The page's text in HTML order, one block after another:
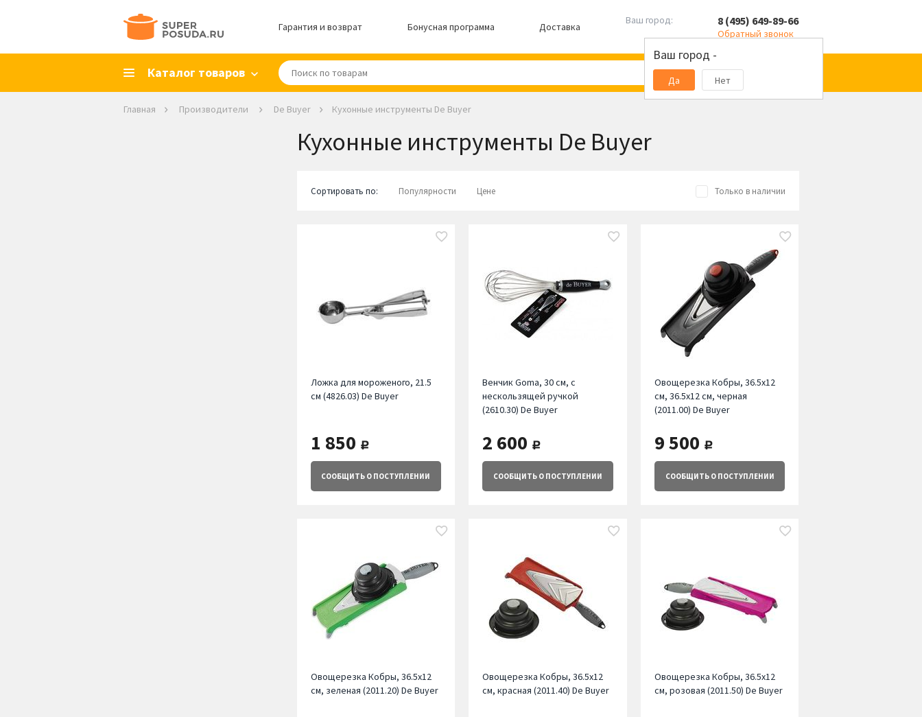
Гарантия и возврат Бонусная программа Доставка
Ваш город:
Ваш город -
Да Нет
8 (495) 649-89-66
Обратный звонок
Каталог товаров
Главная Производители De Buyer Кухонные инструменты De Buyer
Кухонные инструменты De Buyer
Сортировать по: Популярности Цене Только в наличии
Ложка для мороженого, 21.5
см (4826.03) De Buyer
1 850 руб.
СООБЩИТЬ О ПОСТУПЛЕНИИ
Венчик Goma, 30 см, с
нескользящей ручкой
(2610.30) De Buyer
2 600 руб.
СООБЩИТЬО ПОСТУПЛЕНИИ
Овощерезка Кобры, 36.5х12
см, 36.5х12 см, черная
(2011.00) De Buyer
9 500 руб.
СООБЩИТЬО ПОСТУПЛЕНИИ
Овощерезка Кобры, 36.5х12
см, зеленая (2011.20) De Buyer
Овощерезка Кобры, 36.5х12
см, красная (2011.40) De Buyer
Овощерезка Кобры, 36.5х12
см, розовая (2011.50) De Buyer